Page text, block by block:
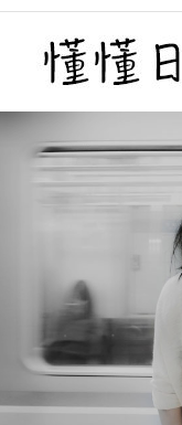
Skip
content